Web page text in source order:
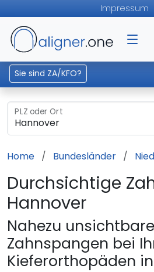
Impressum
Sie sind ZA/KFO?
PLZ oder Ort
Home Bundesländer
Durchsichtige
Hannover
Nahezu unsichtbare
Zahnspangen bei
Kieferorthopäden